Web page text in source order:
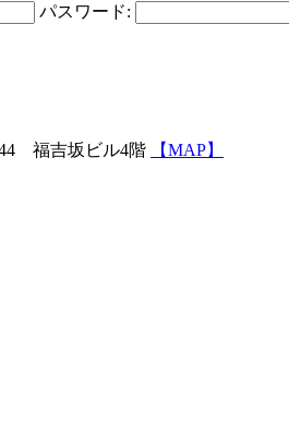
パスワード:
福吉坂ビル4階 【MAP】